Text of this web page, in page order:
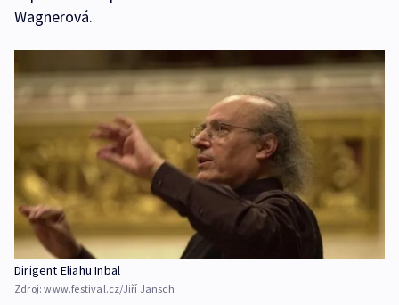
Wagnerová.
Dirigent Eliahu Inbal
Zdroj:www.festival.cz/Jiří Jansch